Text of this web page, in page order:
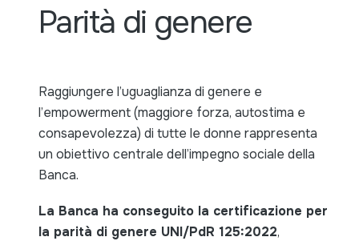
Parità di genere
Raggiungere l’uguaglianza di genere e
l’empowerment (maggiore forza, autostima e
consapevolezza) di tutte le donne rappresenta
un obiettivo centrale dell’impegno sociale della
Banca.
La Banca ha conseguito la certificazione per
la parità di genere UNI/PdR 125:2022,